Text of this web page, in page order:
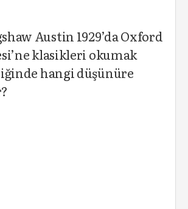
Austin 1929’da Oxford
klasikleri okumak
hangi düşünüre